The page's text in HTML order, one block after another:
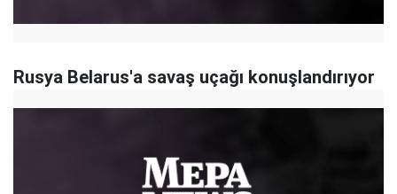
Rusya Belarus'a savaş uçağı konuşlandırıyor